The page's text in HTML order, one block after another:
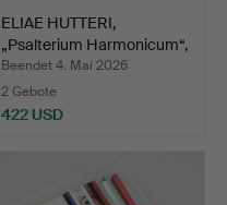
ELIAE HUTTERI,
„Psalterium Harmonicum“,
po…
Beendet 4. Mai 2026
2 Gebote
422 USD